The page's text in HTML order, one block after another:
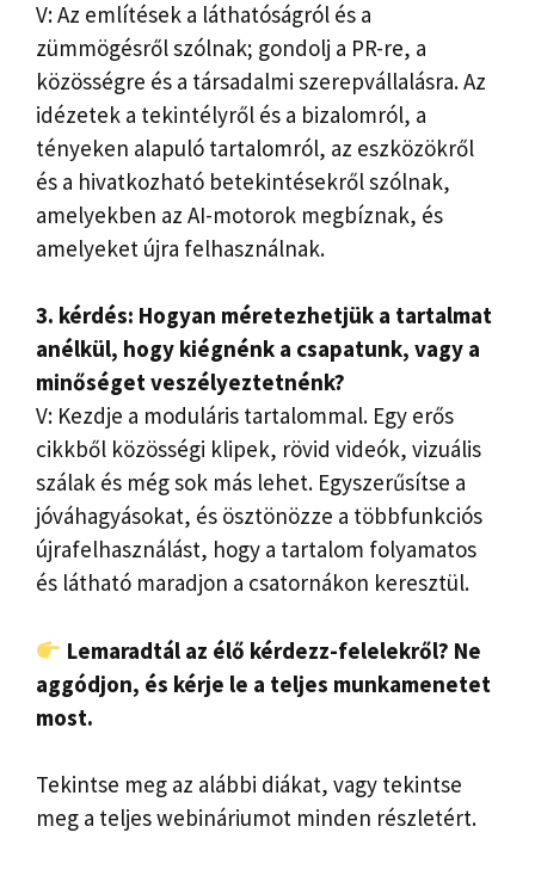
V: Az említések a láthatóságról és a
zümmögésről szólnak; gondolj a PR-re, a
közösségre és a társadalmi szerepvállalásra. Az
idézetek a tekintélyről és a bizalomról, a
tényeken alapuló tartalomról, az eszközökről
és a hivatkozható betekintésekről szólnak,
amelyekben az AI-motorok megbíznak, és
amelyeket újra felhasználnak.
3. kérdés: Hogyan méretezhetjük a tartalmat
anélkül, hogy kiégnénk a csapatunk, vagy a
minőséget veszélyeztetnénk?
V: Kezdje a moduláris tartalommal. Egy erős
cikkből közösségi klipek, rövid videók, vizuális
szálak és még sok más lehet. Egyszerűsítse a
jóváhagyásokat, és ösztönözze a többfunkciós
újrafelhasználást, hogy a tartalom folyamatos
és látható maradjon a csatornákon keresztül.
Lemaradtál az élő kérdezz-felelekről? Ne
aggódjon, és kérje le a teljes munkamenetet
most.
Tekintse meg az alábbi diákat, vagy tekintse
meg a teljes webináriumot minden részletért.